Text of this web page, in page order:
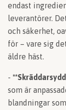
endast
leverantörer.
och säkerhet,
för – vare sig
äldre häst.
-
som är
blandningar